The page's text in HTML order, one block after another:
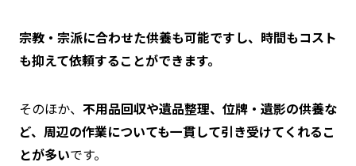
宗教・宗派に合わせた供養も可能ですし、時間もコスト
も抑えて依頼することができます。
そのほか、 不用品回収や遺品整理、位牌・遺影の供養な
ど、周辺の作業についても一貫して引き受けてくれるこ
とが多いです。